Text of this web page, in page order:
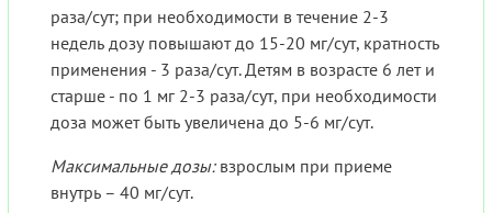
раза/сут; при необходимости в течение 2-3
недель дозу повышают до 15-20 мг/сут, кратность
применения - 3 раза/сут. Детям в возрасте 6 лет и
старше - по 1 мг 2-3 раза/сут, при необходимости
доза может быть увеличена до 5-6 мг/сут.
Максимальные дозы:взрослым при приеме
внутрь – 40 мг/сут.